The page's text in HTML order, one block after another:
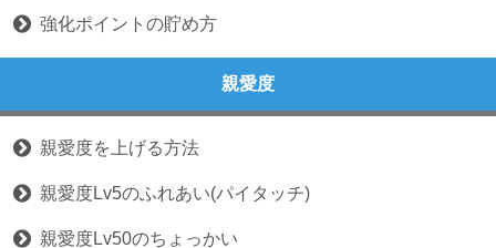
強化ポイントの貯め方
親愛度
親愛度を上げる方法
親愛度Lv5のふれあい(パイタッチ)
親愛度Lv50のちょっかい